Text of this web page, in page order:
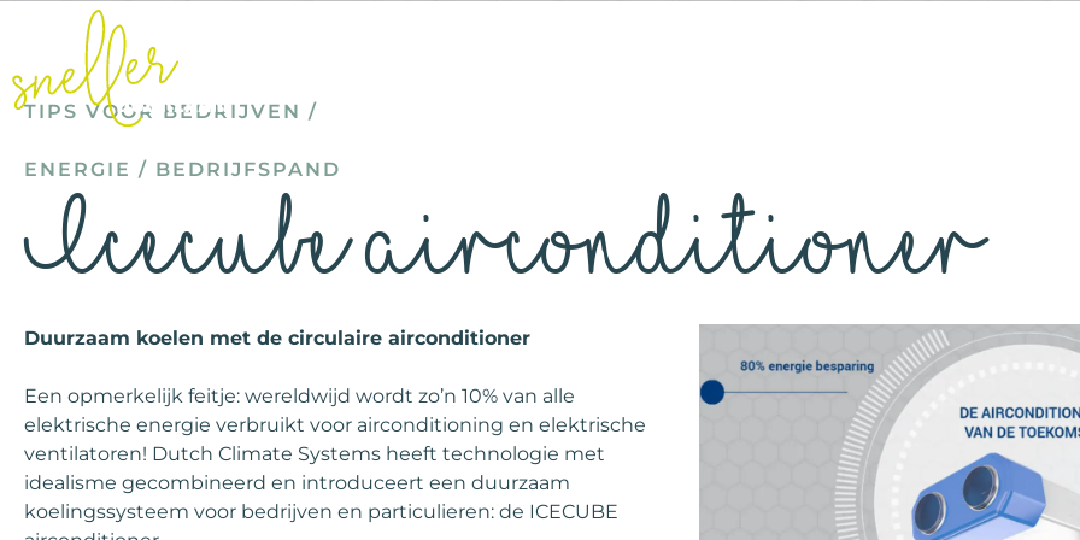
TIPS VOOR BEDRIJVEN /
ENERGIE / BEDRIJFSPAND
Icecube airconditioner
Duurzaam koelen met de circulaire airconditioner
Een opmerkelijk feitje: wereldwijd wordt zo’n 10% van alle
elektrische energie verbruikt voor airconditioning en elektrische
ventilatoren! Dutch Climate Systems heeft technologie met
idealisme gecombineerd en introduceert een duurzaam
koelingssysteem voor bedrijven en particulieren: de ICECUBE